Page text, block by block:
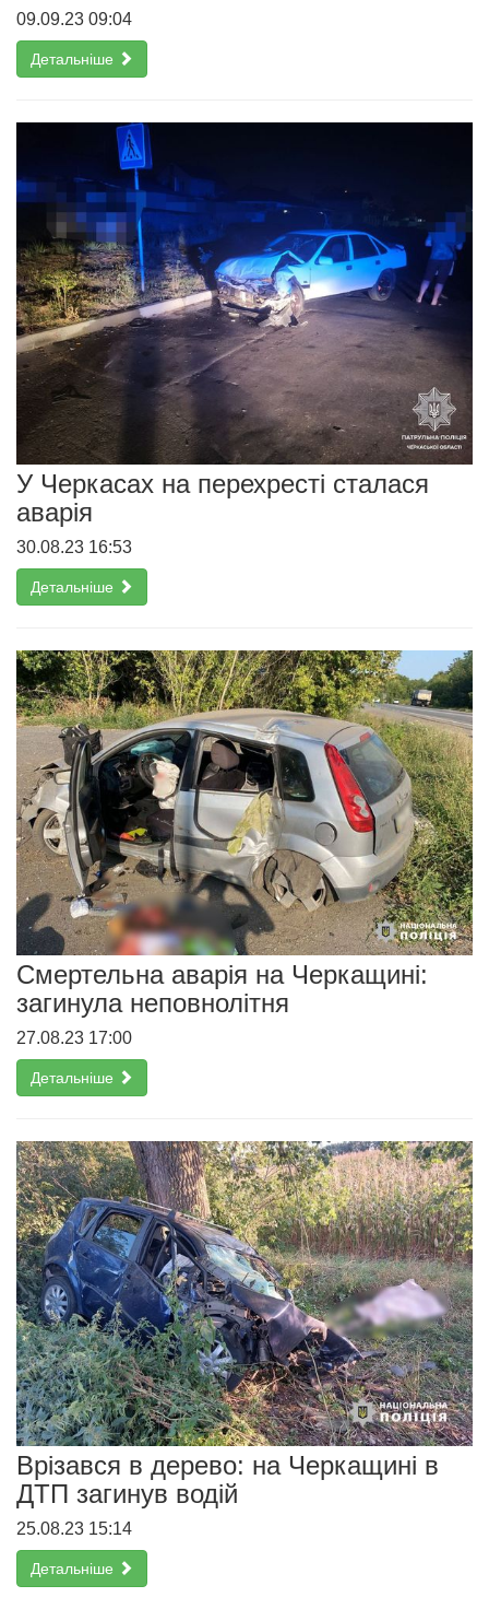
09.09.23 09:04
Детальніше
У Черкасах на перехресті сталася
аварія
30.08.23 16:53
Детальніше
Смертельна аварія на Черкащині:
загинула неповнолітня
27.08.23 17:00
Детальніше
Врізався в дерево: на Черкащині в
ДТП загинув водій
25.08.23 15:14
Детальніше